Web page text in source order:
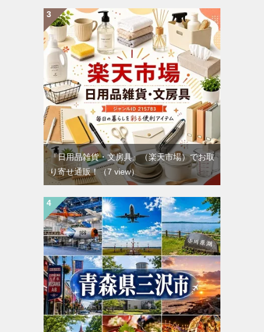
『日用品雑貨・文房具』（楽天市場）でお取
り寄せ通販！（7 view）